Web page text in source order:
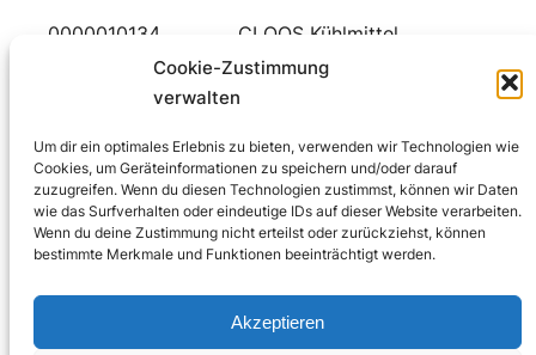
Cookie-Zustimmung
verwalten
Um dir ein optimales Erlebnis zu bieten, verwenden wir Technologien wie
Cookies, um Geräteinformationen zu speichern und/oder darauf
zuzugreifen. Wenn du diesen Technologien zustimmst, können wir Daten
wie das Surfverhalten oder eindeutige IDs auf dieser Website verarbeiten.
Wenn du deine Zustimmung nicht erteilst oder zurückziehst, können
bestimmte Merkmale und Funktionen beeinträchtigt werden.
Akzeptieren
0000010134
CLOOS Kühlmittel
Container=1.000 l
Kartuschen
1 bis 10 von 7.517 Einträgen
❮ 1 2 3 4 5 … 752